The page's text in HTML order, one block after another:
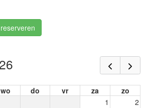
wo do vr za
zo
1
2